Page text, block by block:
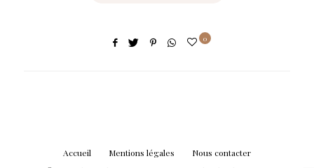
0
Accueil Mentions légales
Nous contacter